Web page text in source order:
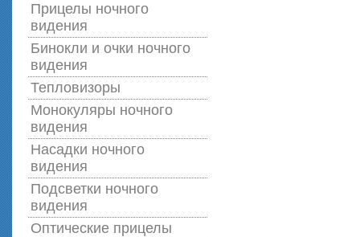
Прицелы ночного
видения
Бинокли и очки ночного
видения
Тепловизоры
Монокуляры ночного
видения
Насадки ночного
видения
Подсветки ночного
видения
Оптические прицелы